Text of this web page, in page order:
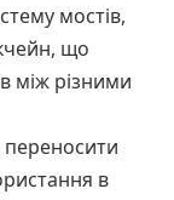
мостів,
що
між різними
переносити
в